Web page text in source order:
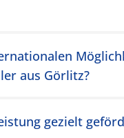
aus Görlitz?
item
gezielt
item